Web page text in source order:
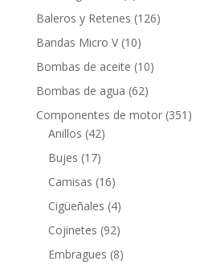
productos
Baleros y Retenes 126126
Bandas Micro V 1010
productos
Bombas de aceite 1010
Bombas de agua 6262
productos
Componentes de motor 351 351
Anillos 4242
Bujes 1717
productos
Camisas 1616
productos
Cigüeñales 44
productos
Cojinetes 9292
productos
Embragues 88